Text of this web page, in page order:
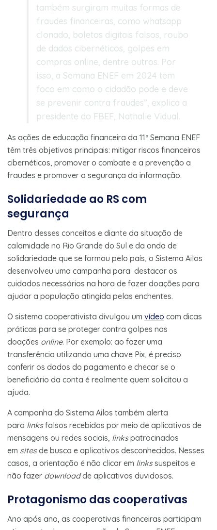
também surgiram muitas formas de
fraudes financeiras, como whatsapp
clonado, boletos digitais falsos, roubo
de dados cibernéticos, golpes em
compras online, dentre outros. Por
isso, a Semana ENEF em 2024 tem
foco em como o cidadão pode e deve
se prevenir contra fraudes”, explica a
presidente do FBEF, Nathalie Vidual.
As ações de educação financeira da 11º Semana ENEF
têm três objetivos principais: mitigar riscos financeiros
cibernéticos, promover o combate e a prevenção a
fraudes e promover a segurança da informação.
Solidariedade ao RS com
segurança
Dentro desses conceitos e diante da situação de
calamidade no Rio Grande do Sul e da onda de
solidariedade que se formou pelo país, o Sistema Ailos
desenvolveu uma campanha para destacar os
cuidados necessários na hora de fazer doações para
ajudar a população atingida pelas enchentes.
O sistema cooperativista divulgou um vídeo com dicas
práticas para se proteger contra golpes nas
doações online. Por exemplo: ao fazer uma
transferência utilizando uma chave Pix, é preciso
conferir os dados do pagamento e checar se o
beneficiário da conta é realmente quem solicitou a
ajuda.
A campanha do Sistema Ailos também alerta
para linksfalsos recebidos por meio de aplicativos de
mensagens ou redes sociais, linkspatrocinados
em sitesde busca e aplicativos desconhecidos. Nesses
casos, a orientação é não clicar em linkssuspeitos e
não fazer downloadde aplicativos duvidosos.
Protagonismo das cooperativas
Ano após ano, as cooperativas financeiras participam